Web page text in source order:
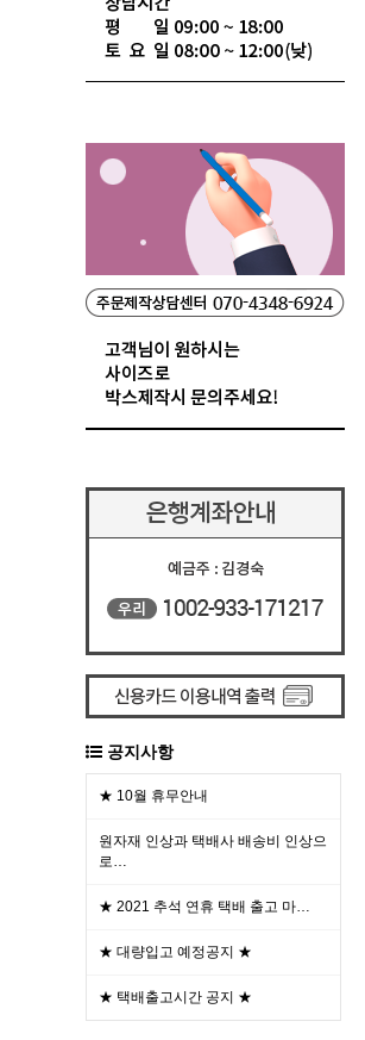
공지사항
★ 10월 휴무안내
원자재 인상과 택배사 배송비 인상으
로…
★ 2021 추석 연휴 택배 출고 마…
★ 대량입고 예정공지 ★
★ 택배출고시간 공지 ★